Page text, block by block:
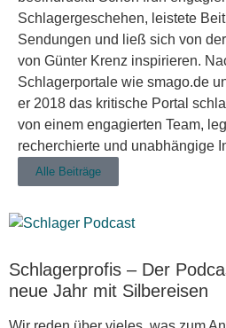
Schlagergeschehen, leistete
Sendungen und ließ sich von
von Günter Krenz inspirieren.
Schlagerportale wie smago.de
er 2018 das kritische Portal
von einem engagierten Team,
recherchierte und unabhängige
Alle Beiträge
Schlagerprofis – Der
neue Jahr mit Silbereisen